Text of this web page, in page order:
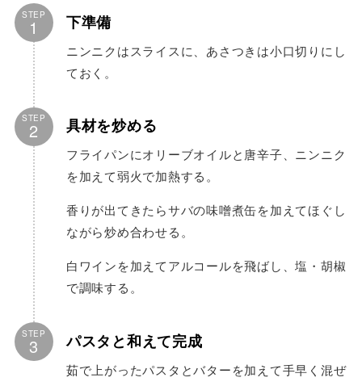
STEP
1 下準備
ニンニクはスライスに、あさつきは小口切りにし
ておく。
STEP
2 具材を炒める
フライパンにオリーブオイルと唐辛子、ニンニク
を加えて弱火で加熱する。
香りが出てきたらサバの味噌煮缶を加えてほぐし
ながら炒め合わせる。
白ワインを加えてアルコールを飛ばし、塩・胡椒
で調味する。
STEP
3 パスタと和えて完成
茹で上がったパスタとバターを加えて手早く混ぜ